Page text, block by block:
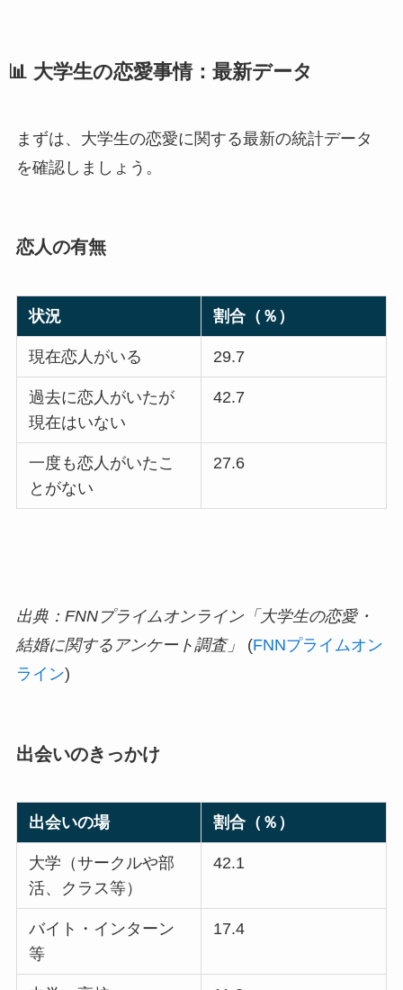
📊 大学生の恋愛事情：最新データ
まずは、大学生の恋愛に関する最新の統計データ
を確認しましょう。
恋人の有無
状況 割合（％）
現在恋人がいる 29.7
過去に恋人がいたが
現在はいない
42.7
一度も恋人がいたこ
とがない
27.6
出典：FNNプライムオンライン「大学生の恋愛・
結婚に関するアンケート調査」
(FNNプライムオン
ライン)
出会いのきっかけ
出会いの場 割合（％）
大学（サークルや部
活、クラス等）
42.1
バイト・インターン
等
17.4